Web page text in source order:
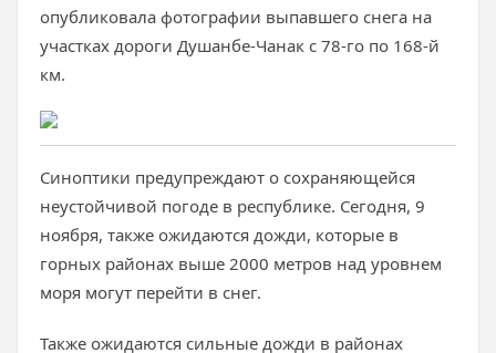
опубликовала фотографии выпавшего снега на
участках дороги Душанбе-Чанак с 78-го по 168-й
км.
Синоптики предупреждают о сохраняющейся
неустойчивой погоде в республике. Сегодня, 9
ноября, также ожидаются дожди, которые в
горных районах выше 2000 метров над уровнем
моря могут перейти в снег.
Также ожидаются сильные дожди в районах